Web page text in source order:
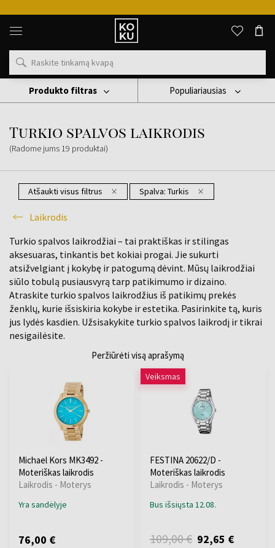
Originalūs
kvepalai
laikrodžiai
vienoje
Laikrodis Turkio Spalvos Laikrodis
Turkio spalvos laikrodis
(Radome jums 19 produktai)
Populiariausias
Atšaukti visus filtrus Spalva: Turkis
Laikrodis
Produkto filtras
Turkio spalvos laikrodžiai – tai praktiškas ir stilingas
aksesuaras, tinkantis bet kokiai progai. Jie sukurti
atsižvelgiant į kokybę ir patogumą dėvint. Mūsų laikrodžiai
siūlo tobulą pusiausvyrą tarp patikimumo ir dizaino.
Atraskite turkio spalvos laikrodžius iš patikimų prekės
ženklų, kurie išsiskiria kokybe ir estetika. Pasirinkite tą, kuris
jus lydės kasdien. Užsisakykite turkio spalvos laikrodį ir tikrai
nesigailėsite.
Peržiūrėti visą aprašymą
Michael Kors MK3492 -
Moteriškas laikrodis
Laikrodis - Moterys
Yra sandėlyje
76,00 €
Veiksmas
FESTINA 20622/D -
Moteriškas laikrodis
Laikrodis - Moterys
Bus išsiųsta 12.08.
109,00 € 92,65 €